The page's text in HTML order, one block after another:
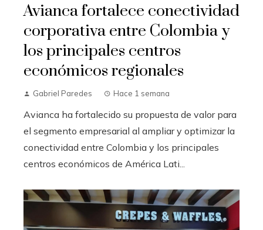
Avianca fortalece conectividad
corporativa entre Colombia y
los principales centros
económicos regionales
Gabriel Paredes Hace 1 semana
Avianca ha fortalecido su propuesta de valor para
el segmento empresarial al ampliar y optimizar la
conectividad entre Colombia y los principales
centros económicos de América Lati...